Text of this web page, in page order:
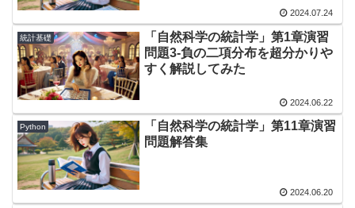
2024.07.24
統計基礎
「自然科学の統計学」第1章演習
問題3-負の二項分布を超分かりや
すく解説してみた
2024.06.22
Python
「自然科学の統計学」第11章演習
問題解答集
2024.06.20